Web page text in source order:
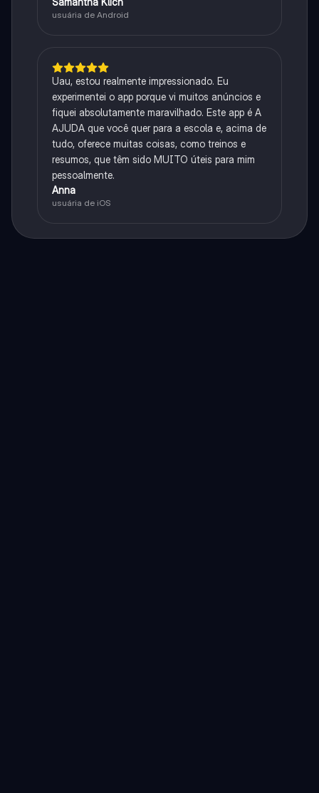
usuária de Android
Uau, estou realmente impressionado. Eu
experimentei o app porque vi muitos anúncios e
fiquei absolutamente maravilhado. Este app é A
AJUDA que você quer para a escola e, acima de
tudo, oferece muitas coisas, como treinos e
resumos, que têm sido MUITO úteis para mim
pessoalmente.
Anna
usuária de iOS